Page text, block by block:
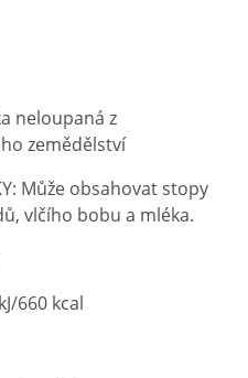
neloupaná z
zemědělství
Může obsahovat stopy
vlčího bobu a mléka.
660 kcal